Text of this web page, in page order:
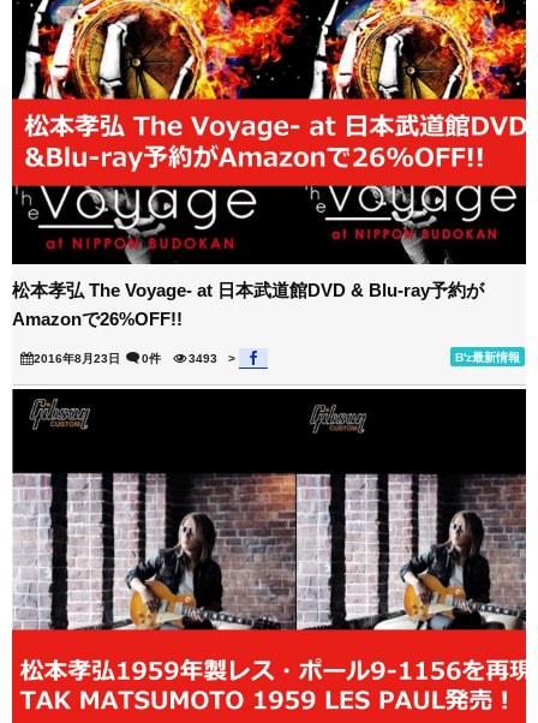
松本孝弘 The Voyage- at 日本武道館DVD & Blu-ray予約が
Amazonで26%OFF!!
2016年8月23日 B'z最新情報
0件 3493 >